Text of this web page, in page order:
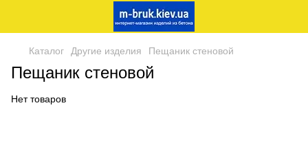
Каталог Другие изделия Пещаник стеновой
Пещаник стеновой
Нет товаров